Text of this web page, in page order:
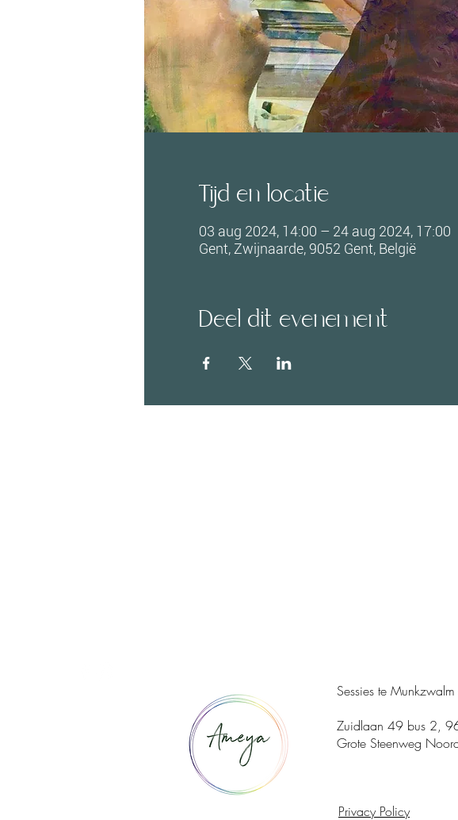
Tijd en locatie
03 aug 2024, 14:00 – 24 aug 2024, 17:00
Gent, Zwijnaarde, 9052 Gent, België
Deel dit evenement
Sessies te
Zuidlaan 49 bus 2,
Grote Steenweg
Privacy Policy